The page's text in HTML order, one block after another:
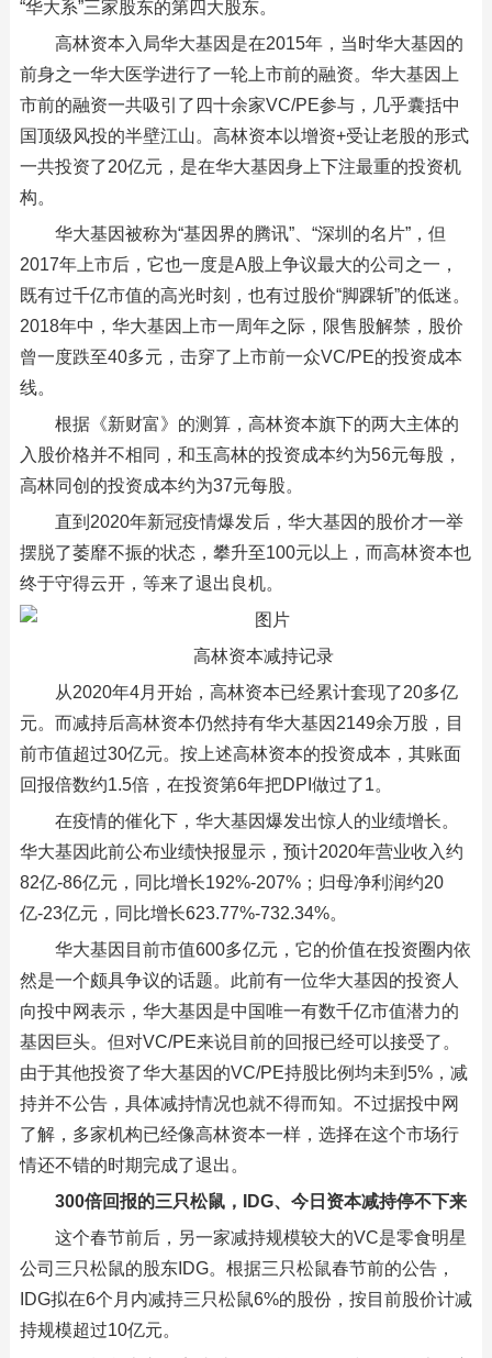
“华大系”三家股东的第四大股东。
高林资本入局华大基因是在2015年，当时华大基因的
前身之一华大医学进行了一轮上市前的融资。华大基因上
市前的融资一共吸引了四十余家VC/PE参与，几乎囊括中
国顶级风投的半壁江山。高林资本以增资+受让老股的形式
一共投资了20亿元，是在华大基因身上下注最重的投资机
构。
华大基因被称为“基因界的腾讯”、“深圳的名片”，但
2017年上市后，它也一度是A股上争议最大的公司之一，
既有过千亿市值的高光时刻，也有过股价“脚踝斩”的低迷。
2018年中，华大基因上市一周年之际，限售股解禁，股价
曾一度跌至40多元，击穿了上市前一众VC/PE的投资成本
线。
根据《新财富》的测算，高林资本旗下的两大主体的
入股价格并不相同，和玉高林的投资成本约为56元每股，
高林同创的投资成本约为37元每股。
直到2020年新冠疫情爆发后，华大基因的股价才一举
摆脱了萎靡不振的状态，攀升至100元以上，而高林资本也
终于守得云开，等来了退出良机。
高林资本减持记录
从2020年4月开始，高林资本已经累计套现了20多亿
元。而减持后高林资本仍然持有华大基因2149余万股，目
前市值超过30亿元。按上述高林资本的投资成本，其账面
回报倍数约1.5倍，在投资第6年把DPI做过了1。
在疫情的催化下，华大基因爆发出惊人的业绩增长。
华大基因此前公布业绩快报显示，预计2020年营业收入约
82亿-86亿元，同比增长192%-207%；归母净利润约20
亿-23亿元，同比增长623.77%-732.34%。
华大基因目前市值600多亿元，它的价值在投资圈内依
然是一个颇具争议的话题。此前有一位华大基因的投资人
向投中网表示，华大基因是中国唯一有数千亿市值潜力的
基因巨头。但对VC/PE来说目前的回报已经可以接受了。
由于其他投资了华大基因的VC/PE持股比例均未到5%，减
持并不公告，具体减持情况也就不得而知。不过据投中网
了解，多家机构已经像高林资本一样，选择在这个市场行
情还不错的时期完成了退出。
300倍回报的三只松鼠，IDG、今日资本减持停不下来
这个春节前后，另一家减持规模较大的VC是零食明星
公司三只松鼠的股东IDG。根据三只松鼠春节前的公告，
IDG拟在6个月内减持三只松鼠6%的股份，按目前股价计减
持规模超过10亿元。